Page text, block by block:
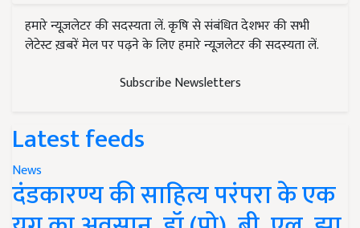
हमारे न्यूज़लेटर की सदस्यता लें. कृषि से संबंधित देशभर की सभी
लेटेस्ट ख़बरें मेल पर पढ़ने के लिए हमारे न्यूज़लेटर की सदस्यता लें.
Subscribe Newsletters
Latest feeds
News
दंडकारण्य की साहित्य परंपरा के एक